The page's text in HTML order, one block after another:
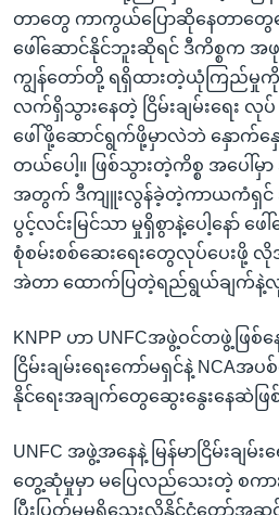
တာတွေ ကာကွယ်ပြောဆိုနေတာတွေ
ဖေါ်ဆောင်နိုင်ဘူးဆိုရင် ဒီကိစ္စက
ကျွန်တော်တို့ ရရှိထားတဲ့ယုံကြည်မှု
လက်ရှိသွားနေတဲ့ ငြိမ်းချမ်းရေး
ဖေါ်ဖို့ဆောင်ရွက်ဖို့မှာလဲဘဲ နှောက်နှေ
တယ်ပေါ့။ ဖြစ်သွားတဲ့ကိစ္စ အပေါ်မှာ
အတွက် ဒီကျူးလွန်ခဲ့တဲ့ကာယကံရှင်
ပွင့်လင်းမြင်သာ မှုရှိစွာနဲ့ပေါ့နော် ဖ
စုံစမ်းစစ်ဆေးရေးတွေလုပ်ပေး
အဲတာ ထောက်ပြတဲ့ရည်ရွယ်ချက်နဲ့လု
KNPP ဟာ UNFCအဖွဲ့ဝင်တဖွဲ့ဖြ
ငြိမ်းချမ်းရေးကော်မရှင်နဲ့ NCA
နိုင်ရေးအချက်တွေဆွေးနွေးနေဆဲဖြ
UNFC အဖွဲ့အနေနဲ့ မြန်မာငြိမ်းချမ်
တွေ့ဆုံမှုမှာ မပြေလည်သေးတဲ့ စကာ
ပြီးပြတ်မှုမရှိသေးလို့နိုင်ငံတော်အဆ